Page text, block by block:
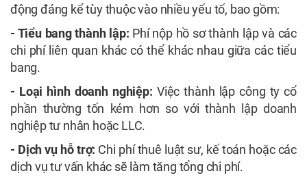
động đáng kể tùy thuộc vào nhiều yếu tố, bao gồm:
- Tiểu bang thành lập: Phí nộp hồ sơ thành lập và các
chi phí liên quan khác có thể khác nhau giữa các tiểu
bang.
- Loại hình doanh nghiệp: Việc thành lập công ty cổ
phần thường tốn kém hơn so với thành lập doanh
nghiệp tư nhân hoặc LLC.
- Dịch vụ hỗ trợ: Chi phí thuê luật sư, kế toán hoặc các
dịch vụ tư vấn khác sẽ làm tăng tổng chi phí.